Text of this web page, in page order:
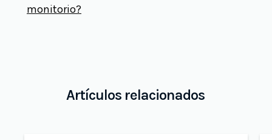
monitorio?
Artículos relacionados